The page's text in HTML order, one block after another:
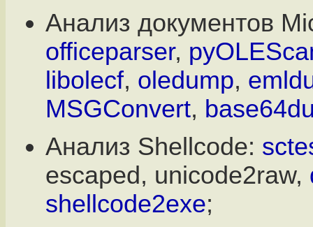
Анализ документов
officeparser,
libolecf, oledump,
MSGConvert,
Анализ Shellcode:
escaped, unicode2raw,
shellcode2exe;